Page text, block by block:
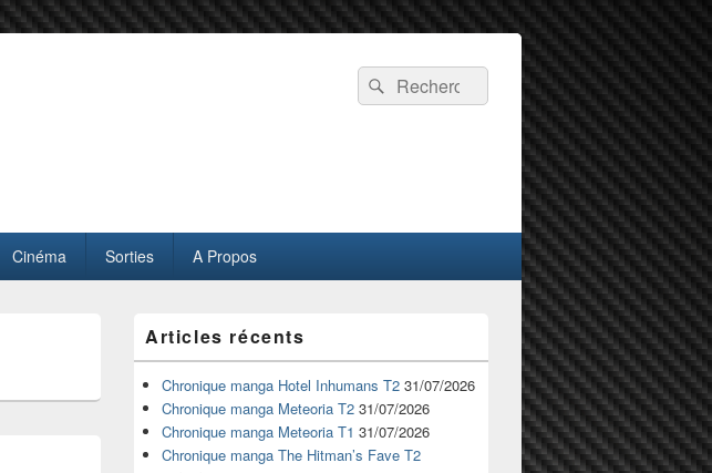
Recherche :
Rechercher
Cinéma Sorties A Propos
principale
de
widget
pour
barre
latérale
Articles récents
Chronique manga Hotel Inhumans T2 31/07/2026
Chronique manga Meteoria T2 31/07/2026
Chronique manga Meteoria T1 31/07/2026
Chronique manga The Hitman’s Fave T2